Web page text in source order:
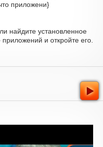
приложени}
найдите установленное
и откройте его.